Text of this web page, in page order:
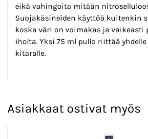
eikä vahingoita mitään
Suojakäsineiden käyttöä kuitenkin
koska väri on voimakas ja vaikeasti
iholta. Yksi 75 ml pullo riittää
kitaralle.
Asiakkaat ostivat myös